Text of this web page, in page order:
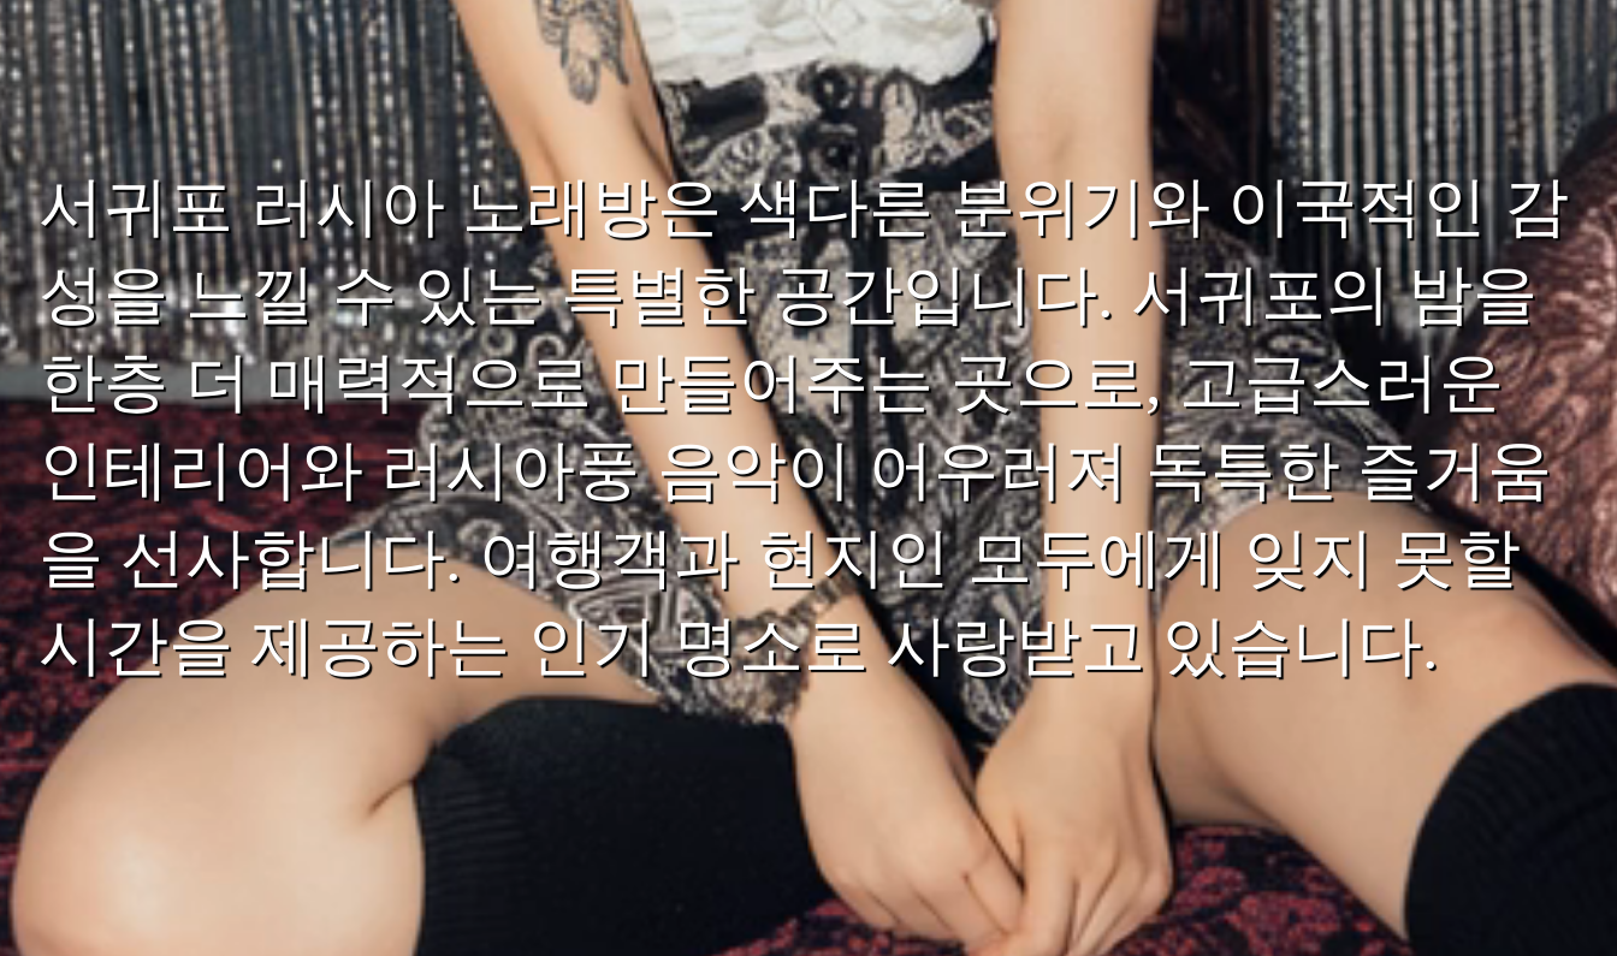
서귀포 러시아 노래방은 색다른 분위기와 이국적인 감
성을 느낄 수 있는 특별한 공간입니다. 서귀포의 밤을
한층 더 매력적으로 만들어주는 곳으로, 고급스러운
인테리어와 러시아풍 음악이 어우러져 독특한 즐거움
을 선사합니다. 여행객과 현지인 모두에게 잊지 못할
시간을 제공하는 인기 명소로 사랑받고 있습니다.